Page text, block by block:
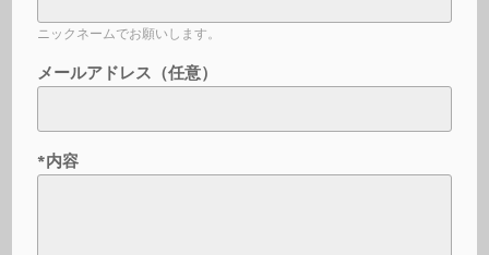
ニックネームでお願いします。
メールアドレス（任意）
*内容